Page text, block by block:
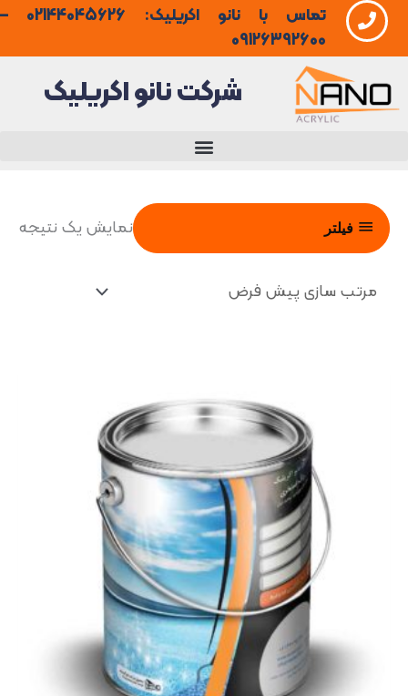
رفتن
به
محتوا
تماس با نانو اکریلیک: 02144045626 –
09126392600
شرکت نانو اکریلیک
فیلتر نمایش یک نتیجه